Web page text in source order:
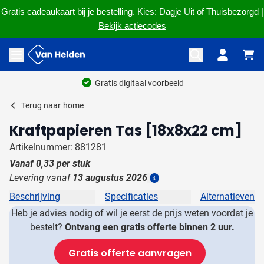
Gratis cadeaukaart bij je bestelling. Kies: Dagje Uit of Thuisbezorgd |
Bekijk actiecodes
Ga naar de inhoud
Menu openen
Gratis digitaal voorbeeld
Terug naar home
Kraftpapieren Tas [18x8x22 cm]
Artikelnummer: 881281
Vanaf0,33 per stuk
Levering vanaf 13 augustus 2026
Beschrijving Specificaties
Alternatieven
Heb je advies nodig of wil je eerst de prijs weten voordat je
bestelt? Ontvang een gratis offerte binnen 2 uur.
Gratis offerte aanvragen